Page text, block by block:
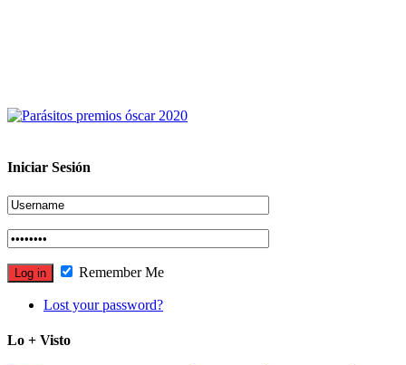
Iniciar Sesión
Remember Me
Lost your password?
Lo + Visto